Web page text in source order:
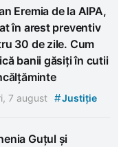
Eremia de la AIPA,
în arest preventiv
30 de zile. Cum
banii găsiți în cutii
7 august #Justiție
Guțul și